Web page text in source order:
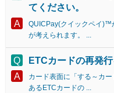
てください。
QUICPay(クイックペイ)™
が考えられます。 ...
ETCカードの再発行
カード表面に「する～カ
あるETCカードの ...